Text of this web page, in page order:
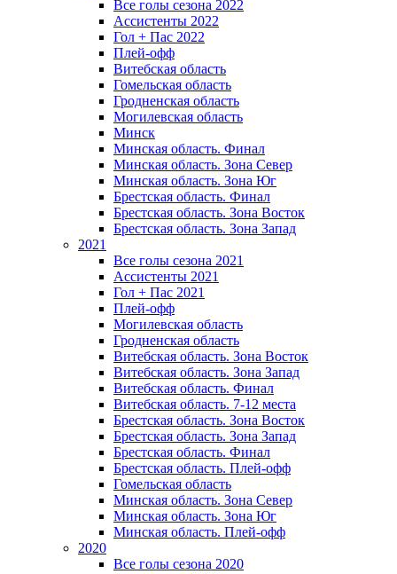
Все голы сезона 2022
Ассистенты 2022
Гол + Пас 2022
Плей-офф
Витебская область
Гомельская область
Гродненская область
Могилевская область
Минск
Mинская область. Финал
Минская область. Зона Север
Минская область. Зона Юг
Брестская область. Финал
Брестская область. Зона Восток
Брестская область. Зона Запад
2021
Все голы сезона 2021
Ассистенты 2021
Гол + Пас 2021
Плей-офф
Могилевская область
Гродненская область
Витебская область. Зона Восток
Витебская область. Зона Запад
Витебская область. Финал
Витебская область. 7-12 места
Брестская область. Зона Восток
Брестская область. Зона Запад
Брестская область. Финал
Брестская область. Плей-офф
Гомельская область
Минская область. Зона Север
Минская область. Зона Юг
Минская область. Плей-офф
2020
Все голы сезона 2020